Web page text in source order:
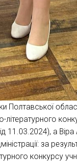
а Віра
за
конкурсу